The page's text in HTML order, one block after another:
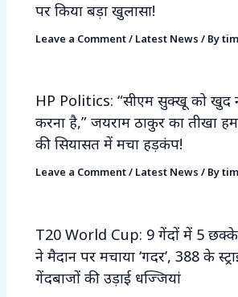
पर किया बड़ा खुलासा!
Leave a Comment/ Latest News / By
HP Politics: “सीएम सुक्खू को खुद
करना है,” जयराम ठाकुर का तीखा
की सियासत में मचा हड़कंप!
Leave a Comment/ Latest News / By
T20 World Cup: 9 गेंदों में 5
ने मैदान पर मचाया ‘गदर’, 388 के
गेंदबाजों की उड़ाई धज्जियां